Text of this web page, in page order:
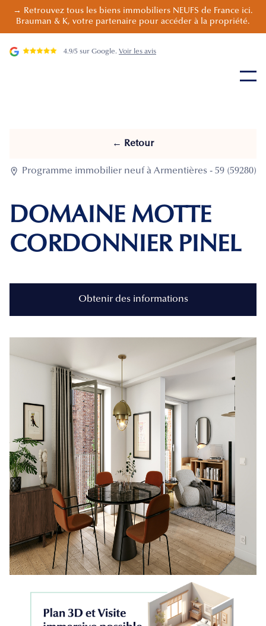
→ Retrouvez tous les biens immobiliers NEUFS de France ici.
Brauman & K, votre partenaire pour accéder à la propriété.
4.9/5 sur Google. Voir les avis
← Retour
 Programme immobilier neuf à Armentières - 59 (59280)
DOMAINE MOTTE
CORDONNIER PINEL
Obtenir des informations